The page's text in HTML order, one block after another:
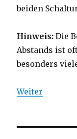
beiden
Hinweis: Die
Abstands ist
besonders
Weiter